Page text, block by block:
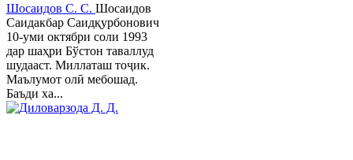
Шосаидов С. С. Шосаидов
Саидакбар Саидқурбонович
10-уми октябри соли 1993
дар шаҳри Бўстон таваллуд
шудааст. Миллаташ тоҷик.
Маълумот олӣ мебошад.
Баъди ха...